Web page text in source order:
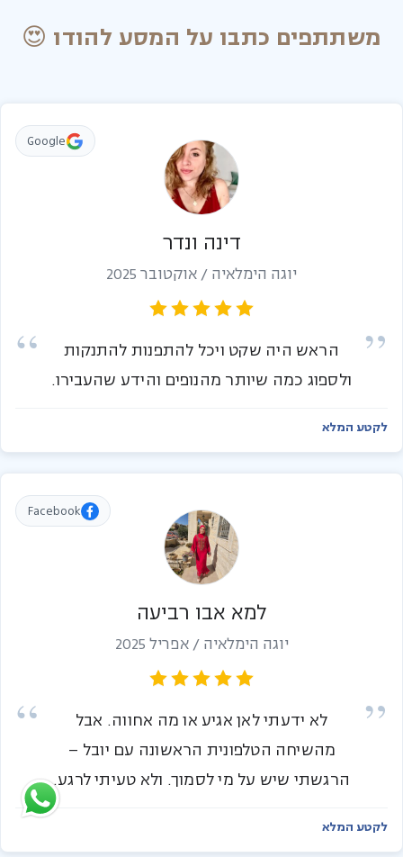
משתתפים כתבו על המסע להודו 😍
דינה ונדר
יוגה הימלאיה / אוקטובר 2025
Google
הראש היה שקט ויכל להתפנות להתנקות
ולספוג כמה שיותר מהנופים והידע שהעבירו.
לקטע המלא
למא אבו רביעה
יוגה הימלאיה / אפריל 2025
Facebook
לא ידעתי לאן אגיע או מה אחווה. אבל
מהשיחה הטלפונית הראשונה עם יובל –
הרגשתי שיש על מי לסמוך. ולא טעיתי לרגע.
לקטע המלא